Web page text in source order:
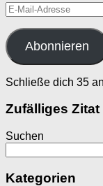
E-
Mail-
Adresse
Abonnieren
Schließe dich 35
Zufälliges Zitat
Suchen
Kategorien